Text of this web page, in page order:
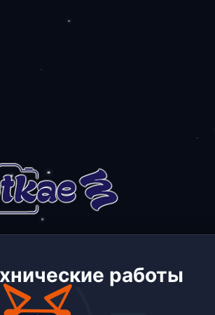
работы